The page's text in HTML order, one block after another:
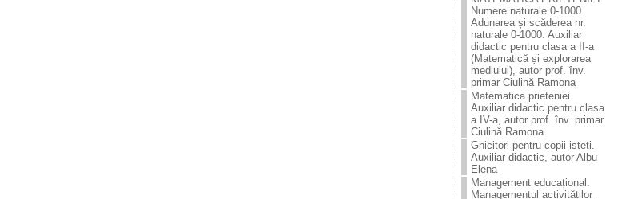
Numere naturale 0-1000.
Adunarea și scăderea nr.
naturale 0-1000. Auxiliar
didactic pentru clasa a II-a
(Matematică și explorarea
mediului), autor prof. înv.
primar Ciulină Ramona
Matematica prieteniei.
Auxiliar didactic pentru clasa
a IV-a, autor prof. înv. primar
Ciulină Ramona
Ghicitori pentru copii isteți.
Auxiliar didactic, autor Albu
Elena
Management educațional.
Managementul activităților